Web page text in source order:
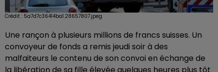
Crédit : 5a7d7c36414ba1.28657807.jpeg
Une rançon à plusieurs millions de francs suisses. Un
convoyeur de fonds a remis jeudi soir à des
malfaiteurs le contenu de son convoi en échange de
la libération de sa fille élevée quelques heures plus tôt